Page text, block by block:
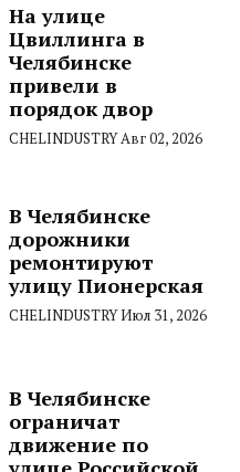
На улице
Цвиллинга в
Челябинске
привели в
порядок двор
CHELINDUSTRYАвг 02, 2026
В Челябинске
дорожники
ремонтируют
улицу Пионерская
CHELINDUSTRYИюл 31, 2026
В Челябинске
ограничат
движение по